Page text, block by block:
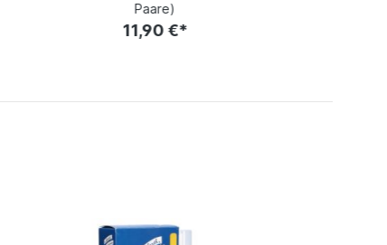
Paare)
11,90 €*